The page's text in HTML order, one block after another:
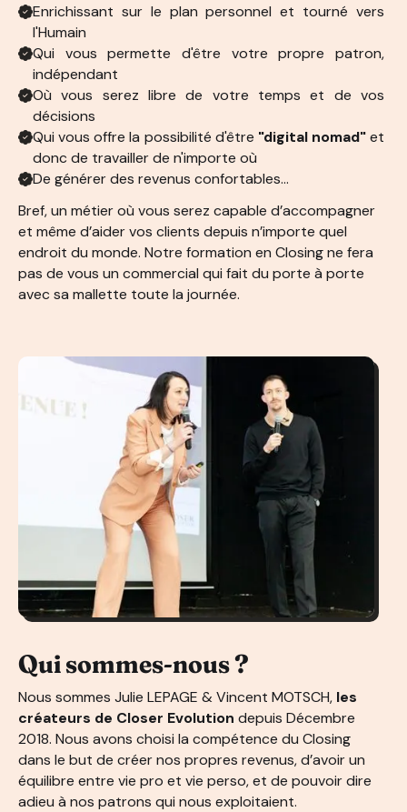
Enrichissant sur le plan personnel et tourné vers
l'Humain
Qui vous permette d'être votre propre patron,
indépendant
Où vous serez libre de votre temps et de vos
décisions
Qui vous offre la possibilité d'être "digital nomad"et
donc de travailler de n'importe où
De générer des revenus confortables...
Bref, un métier où vous serez capable d’accompagner
et même d’aider vos clients depuis n’importe quel
endroit du monde. Notre formation en Closing ne fera
pas de vous un commercial qui fait du porte à porte
avec sa mallette toute la journée.
Qui sommes-nous ?
Nous sommes Julie LEPAGE & Vincent MOTSCH, les
créateurs de Closer Evolution depuis Décembre
2018. Nous avons choisi la compétence du Closing
dans le but de créer nos propres revenus, d’avoir un
équilibre entre vie pro et vie perso, et de pouvoir dire
adieu à nos patrons qui nous exploitaient.